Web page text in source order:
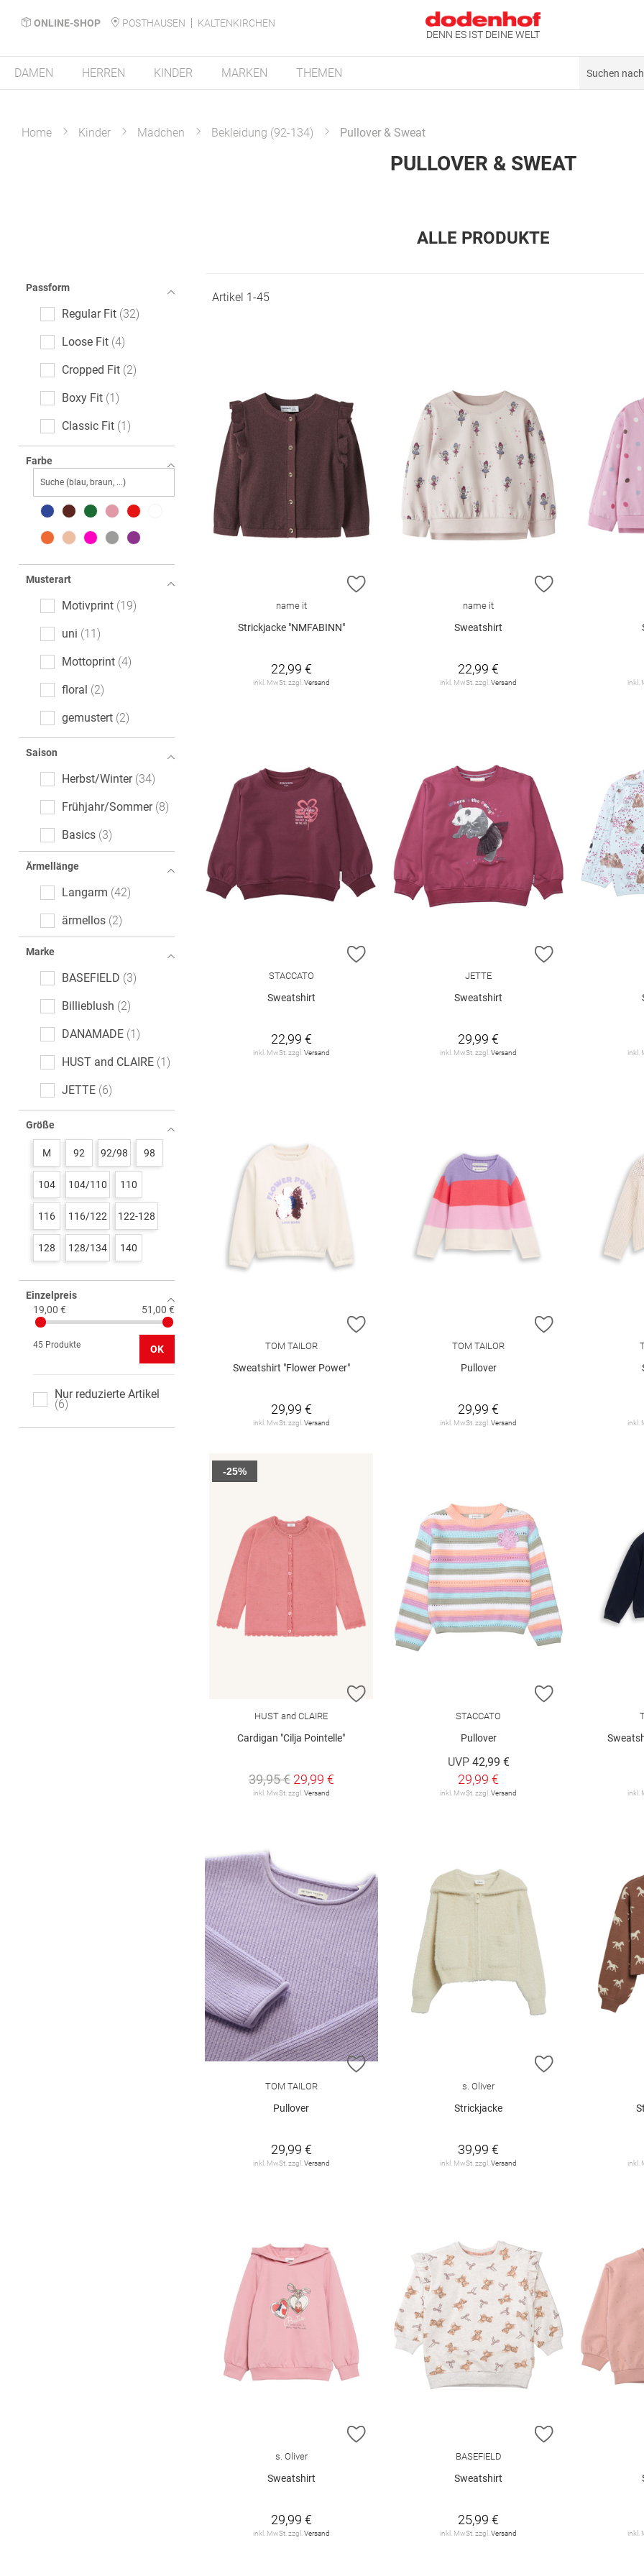
ONLINE-SHOP POSTHAUSEN
KALTENKIRCHEN
DENN ES IST DEINE WELT
DAMEN HERREN KINDER MARKEN THEMEN
Home Kinder Mädchen Bekleidung (92-134) Pullover & Sweat
PULLOVER & SWEAT
ALLE PRODUKTE
Passform
Regular Fit 32
Loose Fit 4
Cropped Fit 2
Boxy Fit 1
Classic Fit 1
Farbe
Musterart
Motivprint 19
uni 11
Mottoprint 4
floral 2
gemustert 2
gestreift 2
Ajour 1
Color-Blocking
Saison
Herbst/Winter 34
Frühjahr/Sommer 8
Basics 3
Ärmellänge
Langarm 42
ärmellos 2
Marke
BASEFIELD 3
Billieblush 2
DANAMADE 1
HUST and CLAIRE 1
JETTE 6
STACCATO 7
TOM TAILOR 12
name it 9
s. Oliver 3
Größe
M 92 92/98 98
104 104/110 110
116 116/122 122-128
128 128/134 140
Einzelpreis
19,00 €
51,00 €
45 Produkte OK
Nur reduzierte Artikel
6
Artikel 1-45
ZUR WUNSCHLISTE HINZUFÜGEN
name it
Strickjacke "NMFABINN"
22,99 €
inkl. MwSt. zzgl. Versand
ZUR
name it
Sweatshirt
22,99 €
inkl. MwSt. zzgl.Versand inkl.
ZUR WUNSCHLISTE HINZUFÜGEN
STACCATO
Sweatshirt
22,99 €
inkl. MwSt. zzgl. Versand
ZUR
JETTE
Sweatshirt
29,99 €
inkl. MwSt. zzgl.Versand inkl.
ZUR WUNSCHLISTE HINZUFÜGEN
TOM TAILOR
Sweatshirt "Flower Power"
29,99 €
inkl. MwSt. zzgl. Versand
ZUR
TOM TAILOR
Pullover
29,99 €
inkl. MwSt. zzgl.Versand inkl.
ZUR WUNSCHLISTE HINZUFÜGEN
HUST and CLAIRE
Cardigan "Cilja Pointelle"
39,95 € 29,99 €
inkl. MwSt. zzgl. Versand
-25%
ZUR
STACCATO
Pullover
UVP 42,99 €
29,99 €
inkl. MwSt. zzgl.Versand inkl.
ZUR WUNSCHLISTE HINZUFÜGEN
TOM TAILOR
Pullover
29,99 €
inkl. MwSt. zzgl. Versand
ZUR
s. Oliver
Strickjacke
39,99 €
inkl. MwSt. zzgl.Versand inkl.
ZUR WUNSCHLISTE HINZUFÜGEN
s. Oliver
Sweatshirt
29,99 €
inkl. MwSt. zzgl. Versand
ZUR
BASEFIELD
Sweatshirt
25,99 €
inkl. MwSt. zzgl.Versand inkl.